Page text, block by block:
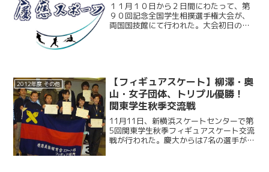
１１月１０日から２日間にわたって、第
９０回記念全国学生相撲選手権大会が、
両国国技館にて行われた。大会初日の個
2012年度 その他
【フィギュアスケート】柳澤・奥
山・女子団体、トリプル優勝！
関東学生秋季交流戦
11月11日、新横浜スケートセンターで第
5回関東学生秋季フィギュアスケート交流
戦が行われた。慶大からは7名の選手が出